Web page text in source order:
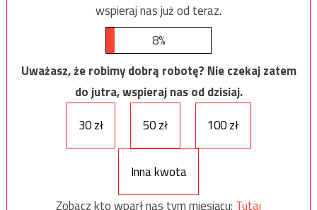
wspieraj nas już od teraz.
8%
Uważasz, że robimy dobrą robotę? Nie czekaj zatem
do jutra, wspieraj nas od dzisiaj.
30 zł
50 zł 100 zł
Inna kwota
Zobacz kto wparł nas tym miesiącu: Tutaj